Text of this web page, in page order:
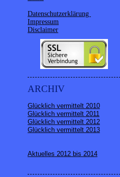
Datenschutzerklärung
Impressum
Disclaimer
ARCHIV
Glücklich vermittelt 2010
Glücklich vermittelt 2011
Glücklich vermittelt 2012
Glücklich vermittelt 2013
Aktuelles 2012 bis 2014